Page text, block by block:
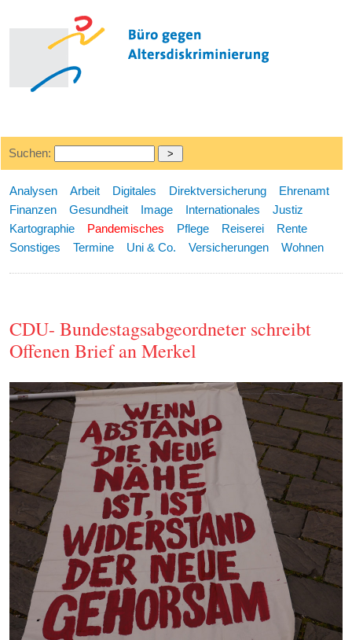
Suchen:
Analysen Arbeit Digitales Direktversicherung
Ehrenamt
Finanzen
Gesundheit Image Internationales
Justiz
Kartographie
Pandemisches Pflege Reiserei
Rente
Sonstiges
Termine Uni & Co. Versicherungen Wohnen
CDU- Bundestagsabgeordneter schreibt
Offenen Brief an Merkel